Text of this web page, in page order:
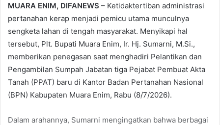
MUARA ENIM, DIFANEWS – Ketidaktertiban administrasi
pertanahan kerap menjadi pemicu utama munculnya
sengketa lahan di tengah masyarakat. Menyikapi hal
tersebut, Plt. Bupati Muara Enim, Ir. Hj. Sumarni, M.Si.,
memberikan penegasan saat menghadiri Pelantikan dan
Pengambilan Sumpah Jabatan tiga Pejabat Pembuat Akta
Tanah (PPAT) baru di Kantor Badan Pertanahan Nasional
(BPN) Kabupaten Muara Enim, Rabu (8/7/2026).
Dalam arahannya, Sumarni mengingatkan bahwa berbagai